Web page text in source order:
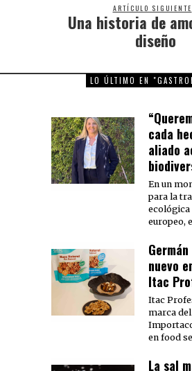
ARTÍCULO SIGUIENTE
Next
post:
Una historia de
diseño
LO ÚLTIMO EN
cada
aliado
En un
para la
ecológica
europeo,
nuevo
Itac
Itac
marca
en food
La sal